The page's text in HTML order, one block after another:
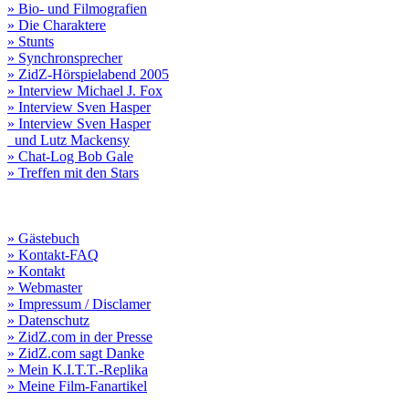
» Bio- und Filmografien
» Die Charaktere
» Stunts
» Synchronsprecher
» ZidZ-Hörspielabend 2005
» Interview Michael J. Fox
» Interview Sven Hasper
» Interview Sven Hasper
und Lutz Mackensy
» Chat-Log Bob Gale
» Treffen mit den Stars
» Gästebuch
» Kontakt-FAQ
» Kontakt
» Webmaster
» Impressum / Disclamer
» Datenschutz
» ZidZ.com in der Presse
» ZidZ.com sagt Danke
» Mein K.I.T.T.-Replika
» Meine Film-Fanartikel